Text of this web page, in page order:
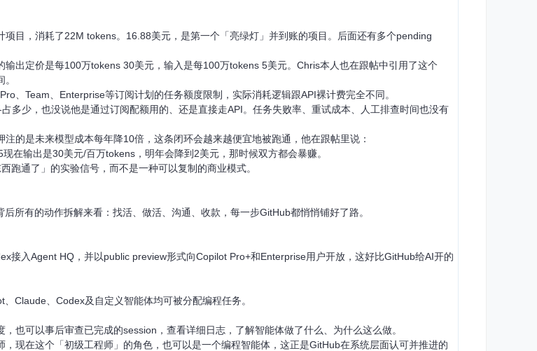
目，消耗了22M tokens。16.88美元，是第一个「亮绿灯」并到账的项目。后面还有多个pending
输出定价是每100万tokens 30美元，输入是每100万tokens 5美元。Chris本人也在跟帖中引用了这个
、Team、Enterprise等订阅计划的任务额度限制，实际消耗逻辑跟API裸计费完全不同。
多少，也没说他是通过订阅配额用的、还是直接走API。任务失败率、重试成本、人工排查时间也没有
的是未来模型成本每年降10倍，这条闭环会越来越便宜地被跑通，他在跟帖里说：
在输出是30美元/百万tokens，明年会降到2美元，那时候双方都会暴赚。
跑通了」的实验信号，而不是一种可以复制的商业模式。
所有的动作拆解来看：找活、做活、沟通、收款，每一步GitHub都悄悄铺好了路。
接入Agent HQ，并以public preview形式向Copilot Pro+和Enterprise用户开放，这好比GitHub给AI开的
Claude、Codex及自定义智能体均可被分配编程任务。
也可以事后审查已完成的session，查看详细日志，了解智能体做了什么、为什么这么做。
现在这个「初级工程师」的角色，也可以是一个编程智能体，这正是GitHub在系统层面认可并推进的